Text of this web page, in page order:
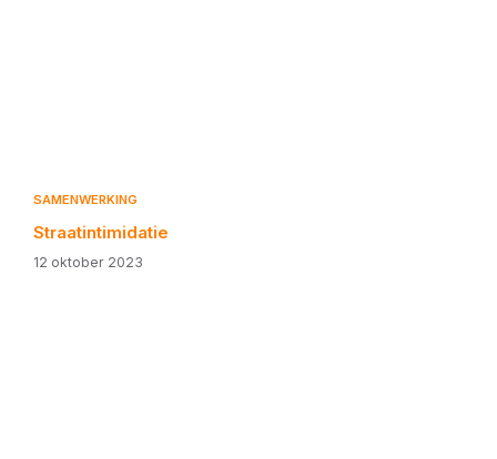
SAMENWERKING
Straatintimidatie
12 oktober 2023